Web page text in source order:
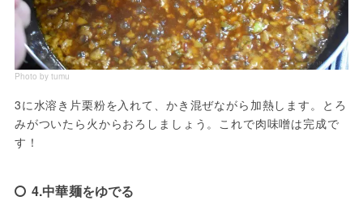
Photo by tumu
3に水溶き片栗粉を入れて、かき混ぜながら加熱します。とろ
みがついたら火からおろしましょう。これで肉味噌は完成で
す！
4.中華麺をゆでる